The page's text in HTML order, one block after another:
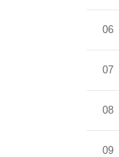
06
07
08
09